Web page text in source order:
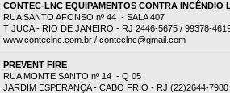
CONTEC-LNC EQUIPAMENTOS CONTRA INCÊNDIO
RUA SANTO AFONSO nº 44 - SALA 407
TIJUCA - RIO DE JANEIRO - RJ 2446-5675 / 99378-
www.conteclnc.com.br / conteclnc@gmail.com
PREVENT FIRE
RUA MONTE SANTO nº 14 - Q 05
JARDIM ESPERANÇA - CABO FRIO - RJ (22)2644-